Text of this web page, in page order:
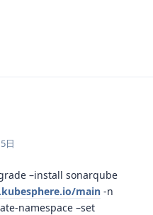
日
–install sonarqube
main -n
namespace –set